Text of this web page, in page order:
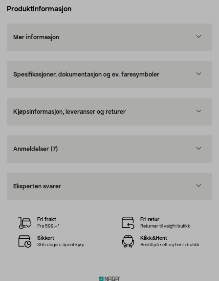
Produktinformasjon
Mer informasjon
Spesifikasjoner, dokumentasjon og ev. faresymboler
Kjøpsinformasjon, leveranser og returer
Anmeldelser (7)
Eksperten svarer
Fri frakt
Fra 599,–*
Fri retur
Returner til valgfri butikk
Sikkert
365 dagers åpent kjøp
Klikk&Hent
Bestill på nett og hent i butikk